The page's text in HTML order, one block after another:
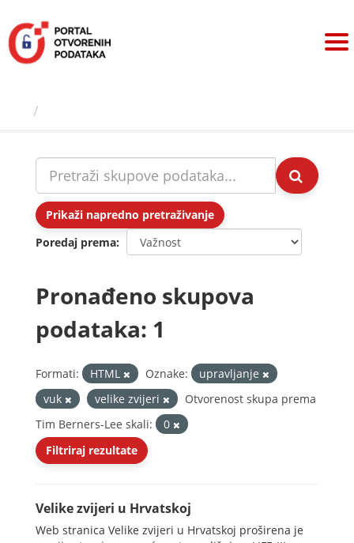
sadržaj
Prikaži napredno pretraživanje
Poredaj prema
Pronađeno skupova
podataka: 1
Formati: HTML Oznake:
upravljanje
vuk
velike zvijeri
Otvorenost skupa prema
Tim Berners-Lee skali:
0
Filtriraj rezultate
Velike zvijeri u Hrvatskoj
Web stranica Velike zvijeri u Hrvatskoj proširena je